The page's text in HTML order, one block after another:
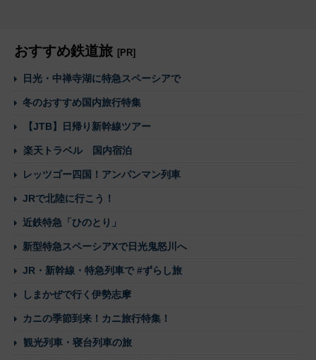
おすすめ鉄道旅 [PR]
日光・中禅寺湖に特急スペーシアで
冬のおすすめ国内旅行特集
【JTB】日帰り新幹線ツアー
楽天トラベル 国内宿泊
レッツゴー四国！アンパンマン列車
JRで北陸に行こう！
近鉄特急「ひのとり」
新型特急スペーシアXで日光鬼怒川へ
JR・新幹線・特急列車で #ずらし旅
しまかぜで行く伊勢志摩
カニの季節到来！カニ旅行特集！
観光列車・寝台列車の旅